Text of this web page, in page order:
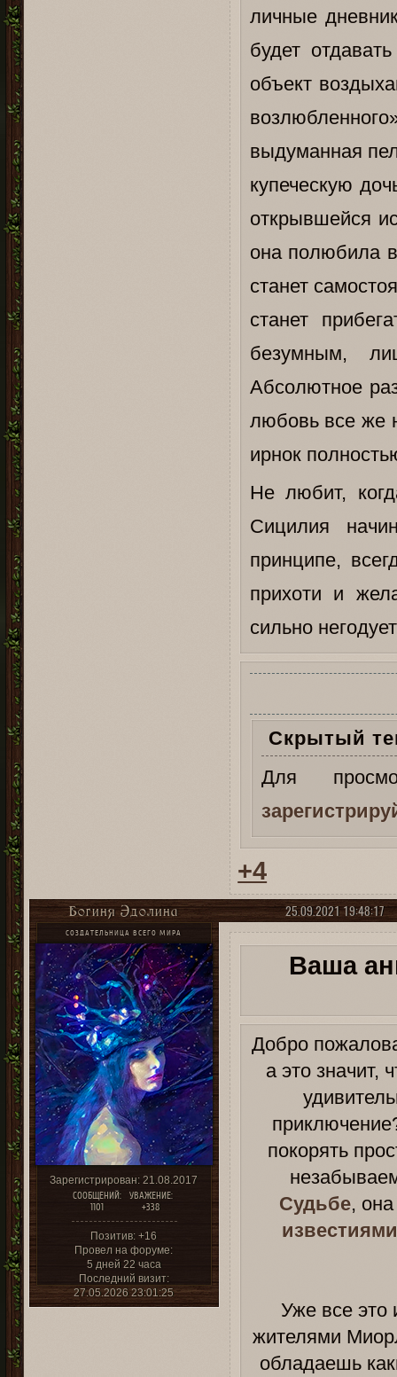
личные
будет
объект
выдуманная
купеческую
открывшейся
она полюбила
станет
станет
безумным,
Абсолютное
любовь все же
ирнок
Не любит,
Сицилия
принципе,
прихоти и
сильно
Скрытый
Для
+4
25.09.2021 19:48:17
Богиня Эдолина
СОЗДАТЕЛЬНИЦА ВСЕГО МИРА
Зарегистрирован: 21.08.2017
СООБЩЕНИЙ:
1101
УВАЖЕНИЕ:
+338
Позитив: +16
Провел на форуме:
5 дней 22 часа
Последний визит:
27.05.2026 23:01:25
Ваша
Добро
а это значит,
покорять
Судьбе,
Уже все это
жителями
обладаешь